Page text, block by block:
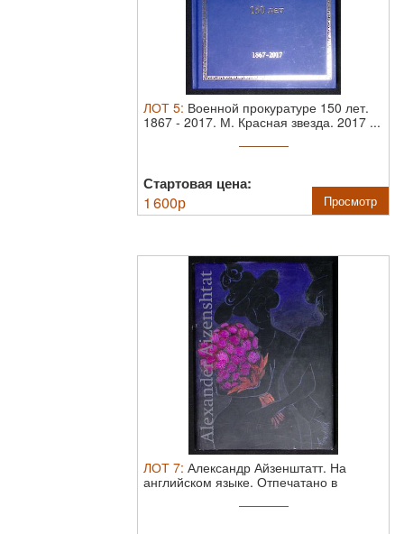
ЛОТ 5: Военной прокуратуре 150 лет.
1867 - 2017. М. Красная звезда. 2017 ...
Стартовая цена:
1 600р Просмотр
ЛОТ 7: Александр Айзенштатт. На
английском языке. Отпечатано в